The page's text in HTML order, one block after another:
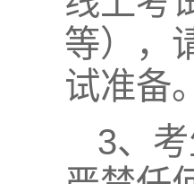
等），
试准备
3、